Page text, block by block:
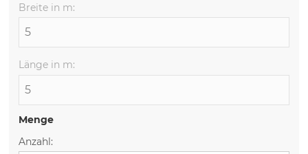
Breite in m:
Länge in m:
Menge
Anzahl: